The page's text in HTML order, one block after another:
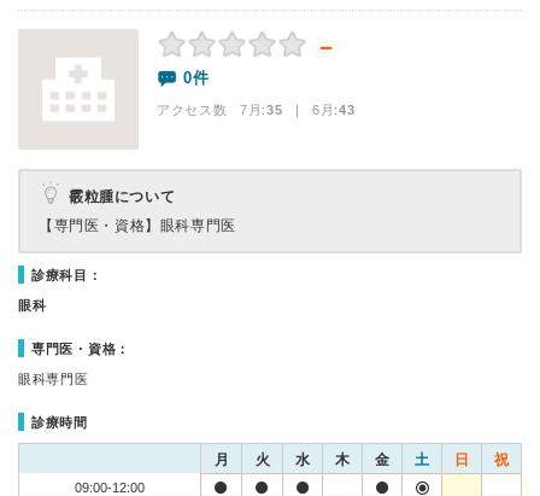
－
0件
アクセス数 7月:35 | 6月:43
霰粒腫について
【専門医・資格】 眼科専門医
診療科目：
眼科
専門医・資格：
眼科専門医
診療時間
月 火 水 木 金 土 日 祝
09:00-12:00